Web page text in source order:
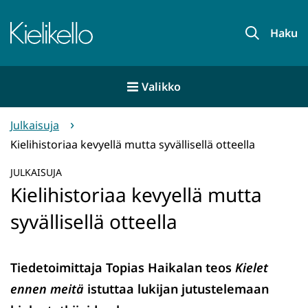
sisältöön
Etusivu Haku
Valikko
Julkaisuja
Kielihistoriaa kevyellä mutta syvällisellä otteella
JULKAISUJA
Kielihistoriaa kevyellä mutta
syvällisellä otteella
Tiedetoimittaja Topias Haikalan teos Kielet
ennen meitä istuttaa lukijan jutustelemaan